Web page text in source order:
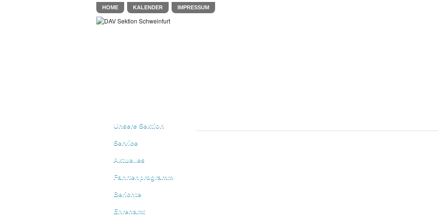
HOME KALENDER IMPRESSUM
Unsere Sektion
Service
Aktuelles
Fahrtenprogramm
Berichte
Ehrenamt